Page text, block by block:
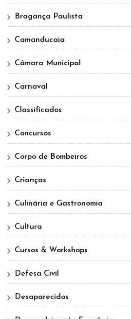
Bragança Paulista
Camanducaia
Câmara Municipal
Carnaval
Classificados
Concursos
Corpo de Bombeiros
Crianças
Culinária e Gastronomia
Cultura
Cursos & Workshops
Defesa Civil
Desaparecidos